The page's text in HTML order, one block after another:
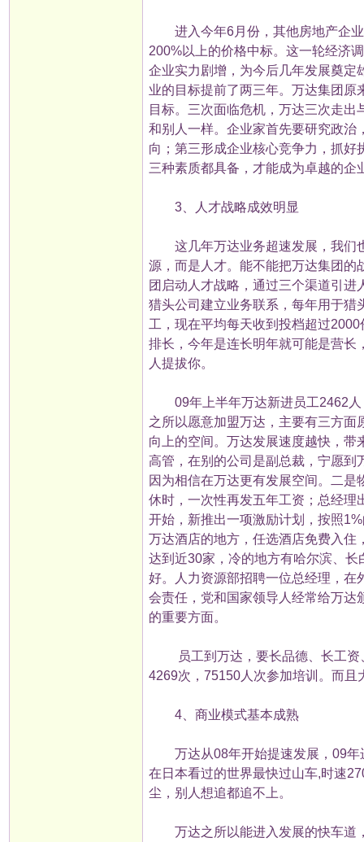
进入今年6月份，其他房地产企业
200%以上的价格中标。这一轮经济
企业实力剧增，为今后几年发展奠定
业的目标提前了两三年。万达集团
目标。三次面临危机，万达三次走
和别人一样。企业家首先要研究政治
向；第三形成企业核心竞争力，抓
三种素质都具备，才能成为卓越的企
3、人才战略成效明显
这几年万达业务超速发展，我们也
源，而是人才。能不能把万达集团的
团启动人才战略，通过三个渠道引
猎头公司建立业务联系，每年用于猎
工，现在平均每天收到投档超过
排长，今年是连长明年就可能是营长
人提拔你。
09年上半年万达新进员工2462人
之所以愿意加盟万达，主要有三方
向上的空间。万达发展速度越快，
高管，在别的公司是副总裁，宁愿到
因为相信在万达更有发展空间。二
休时，一次性再发五年工资；总经理
开始，新推出一项激励计划，按照
万达酒店的地方，任选酒店免费入住
达到近30家，冷的地方有哈尔滨、
好。人力资源部招聘一位总经理，在
会责任，党和国家领导人经常给万达
的重要方面。
员工到万达，要长品德、长工资
4269次，75150人次参加培训。而
4、商业模式基本成熟
万达从08年开始提速发展，09年
在日本看过的世界最快过山车,时速
尘，别人想追都追不上。
万达之所以能进入发展的快车道，